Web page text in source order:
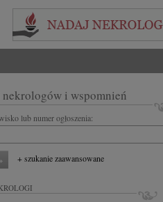
nekrologów i wspomnień
lub numer ogłoszenia:
+ szukanie zaawansowane